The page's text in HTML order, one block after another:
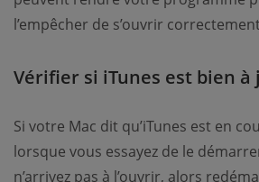
l’empêcher de s’ouvrir
Vérifier si iTunes est bien à
Si votre Mac dit qu’iTunes est en
lorsque vous essayez de le
n’arrivez pas à l’ouvrir, alors